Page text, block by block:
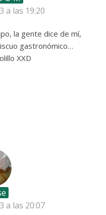
a las 19:20
la gente dice de mí,
gastronómico…
XXD
a las 20:07